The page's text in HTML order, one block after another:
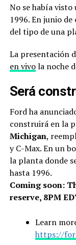
No se había visto
1996. En junio
del tipo de una
La presentación
en vivola noche
Será
Ford ha
construirá en la
Michigan,
y C-Max. En un
la planta donde
hasta 1996.
Coming soon:
reserve, 8PM
Learn
https://